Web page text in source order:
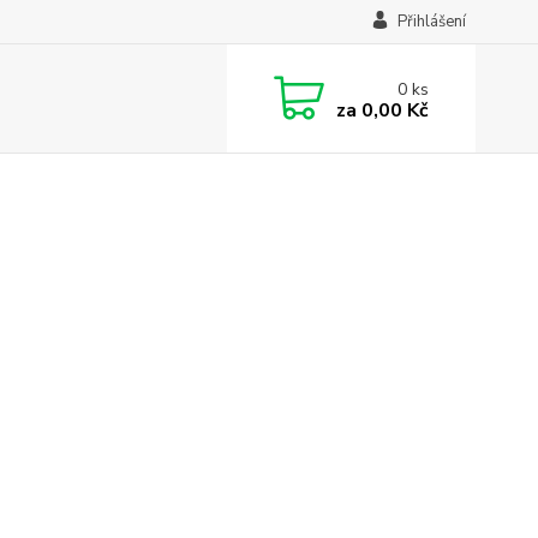
Přihlášení
0ks
za 0,00 Kč